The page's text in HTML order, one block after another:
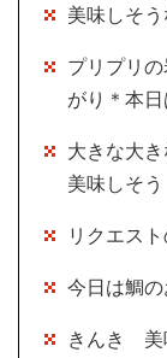
美味しそ
プリプリ
がり＊本
大きな大
美味しそう
リクエス
今日は鯛
きんき 美